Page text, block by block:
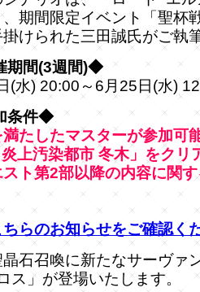
期間限定イベント「聖杯
掛けられた三田誠氏がご執
期間(3週間)◆
(水) 20:00～6月25日(水)
条件◆
満たしたマスターが参加可
炎上汚染都市 冬木」をクリ
ト第2部以降の内容に関
ちらのお知らせをご確認く
晶石召喚に新たなサーヴ
ス」が登場いたします。